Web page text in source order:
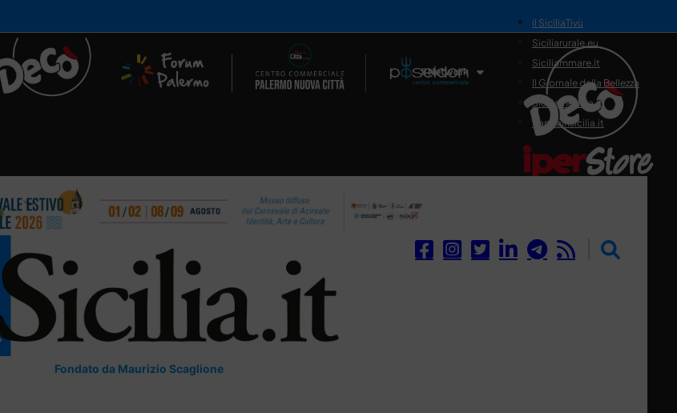
Il Network
il SiciliaTivù
Siciliarurale.eu
Siciliammare.it
Il Giornale della Bellezza
Siciliamedica.it
Sanitainsicilia.it
Fondato da Maurizio Scaglione